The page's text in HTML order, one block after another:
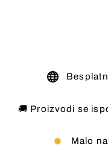
🚚 Proizvodi se
Malo